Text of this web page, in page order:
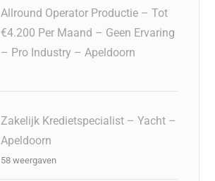
Allround Operator Productie – Tot
€4.200 Per Maand – Geen Ervaring
– Pro Industry – Apeldoorn
Zakelijk Kredietspecialist – Yacht –
Apeldoorn
58 weergaven